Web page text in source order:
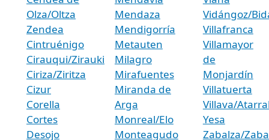
Olza/Oltza
Zendea
Cintruénigo
Cirauqui/Zirauki
Ciriza/Ziritza
Cizur
Corella
Cortes
Desojo
Mendaza
Mendigorría
Metauten
Milagro
Mirafuentes
Miranda de
Arga
Monreal/Elo
Monteagudo
Vidángoz/
Villafranca
Villamayor
de
Monjardín
Villatuerta
Villava/
Yesa
Zabalza/